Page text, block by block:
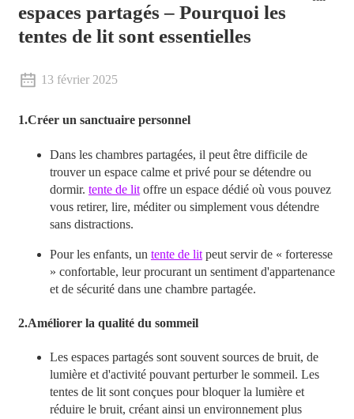
espaces partagés – Pourquoi les
tentes de lit sont essentielles
13 février 2025
1.Créer un sanctuaire personnel
Dans les chambres partagées, il peut être difficile de
trouver un espace calme et privé pour se détendre ou
dormir. tente de litoffre un espace dédié où vous pouvez
vous retirer, lire, méditer ou simplement vous détendre
sans distractions.
Pour les enfants, un tente de litpeut servir de « forteresse
» confortable, leur procurant un sentiment d'appartenance
et de sécurité dans une chambre partagée.
2.Améliorer la qualité du sommeil
Les espaces partagés sont souvent sources de bruit, de
lumière et d'activité pouvant perturber le sommeil. Les
tentes de lit sont conçues pour bloquer la lumière et
réduire le bruit, créant ainsi un environnement plus